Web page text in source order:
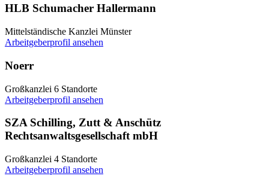
HLB Schumacher Hallermann
Mittelständische Kanzlei Münster
Arbeitgeberprofil ansehen
Noerr
Großkanzlei 6 Standorte
Arbeitgeberprofil ansehen
SZA Schilling, Zutt & Anschütz
Rechtsanwaltsgesellschaft mbH
Großkanzlei 4 Standorte
Arbeitgeberprofil ansehen